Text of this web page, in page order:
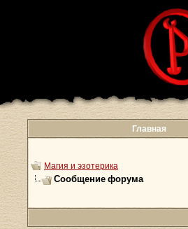
Главная
Магия и эзотерика
Сообщение форума